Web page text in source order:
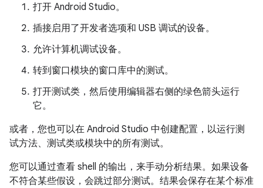
打开 Android Studio。
插接启用了开发者选项和 USB 调试的设备。
允许计算机调试设备。
转到窗口模块的窗口库中的测试。
打开测试类，然后使用编辑器右侧的绿色箭头运行
它。
或者，您也可以在 Android Studio 中创建配置，以运行测
试方法、测试类或模块中的所有测试。
您可以通过查看 shell 的输出，来手动分析结果。如果设备
不符合某些假设，会跳过部分测试。结果会保存在某个标准